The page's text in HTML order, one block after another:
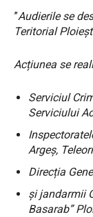
”Audierile se
Teritorial
Acțiunea se
Serviciul
Serviciului
Argeș,
Direcția
și jandarmii
Basarab”